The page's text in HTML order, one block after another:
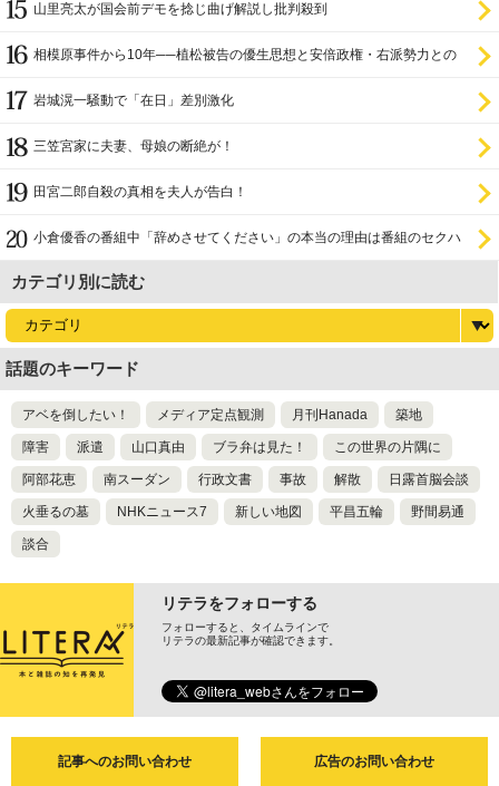
山里亮太が国会前デモを捻じ曲げ解説し批判殺到
相模原事件から10年──植松被告の優生思想と安倍政権・右派勢力との
岩城滉一騒動で「在日」差別激化
三笠宮家に夫妻、母娘の断絶が！
田宮二郎自殺の真相を夫人が告白！
小倉優香の番組中「辞めさせてください」の本当の理由は番組のセクハ
カテゴリ別に読む
話題のキーワード
アベを倒したい！ メディア定点観測 月刊Hanada 築地
障害 派遣 山口真由 ブラ弁は見た！ この世界の片隅に
阿部花恵 南スーダン 行政文書 事故 解散 日露首脳会談
火垂るの墓 NHKニュース7 新しい地図 平昌五輪 野間易通
談合
リテラをフォローする
フォローすると、タイムラインで
リテラの最新記事が確認できます。
記事へのお問い合わせ 広告のお問い合わせ